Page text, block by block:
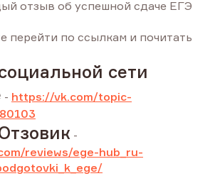
отзыв об успешной сдаче ЕГЭ
перейти по ссылкам и почитать
сети
- https://vk.com/topic-
-
reviews/ege-hub_ru-